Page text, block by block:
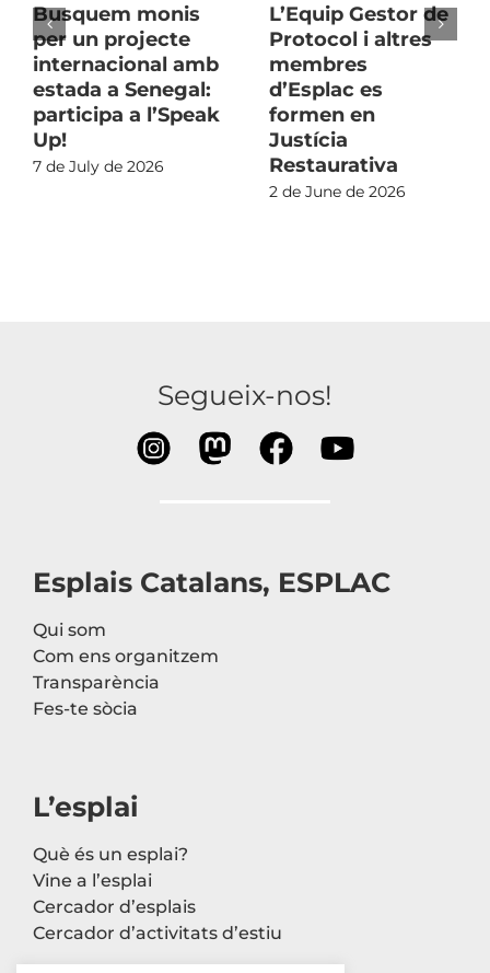
Busquem monis
per un projecte
internacional amb
estada a Senegal:
participa a l’Speak
Up!
7 de July de 2026
L’Equip Gestor de
Protocol i altres
membres
d’Esplac es
formen en
Justícia
Restaurativa
2 de June de 2026
Segueix-nos!
Esplais Catalans, ESPLAC
Qui som
Com ens organitzem
Transparència
Fes-te sòcia
L’esplai
Què és un esplai?
Vine a l’esplai
Cercador d’esplais
Cercador d’activitats d’estiu